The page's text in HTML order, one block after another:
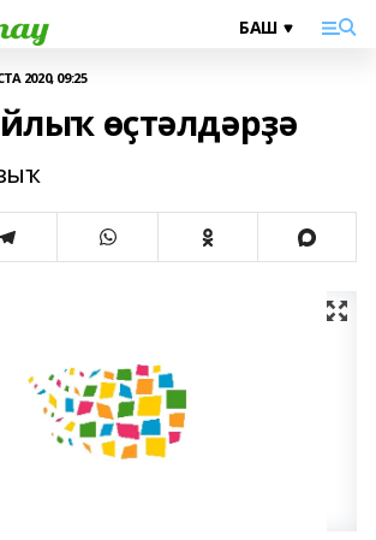
2020, 09:25
өҫтәлдәрҙә